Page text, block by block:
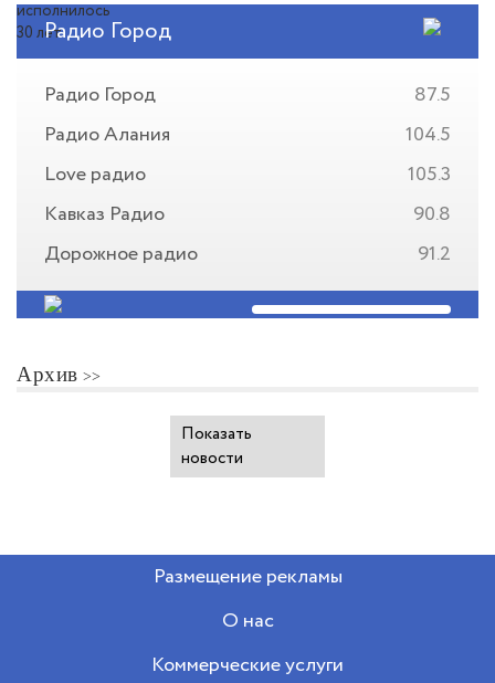
Радио Город
Радио Город
87.5
Радио Алания
104.5
Love радио
105.3
Кавказ Радио
90.8
Дорожное радио
91.2
Архив
Показать
новости
Размещение рекламы
О нас
Коммерческие услуги